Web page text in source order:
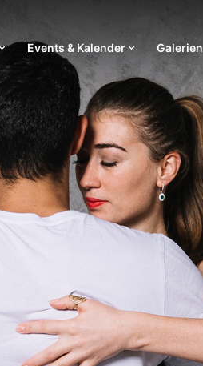
Events & Kalender Galerien